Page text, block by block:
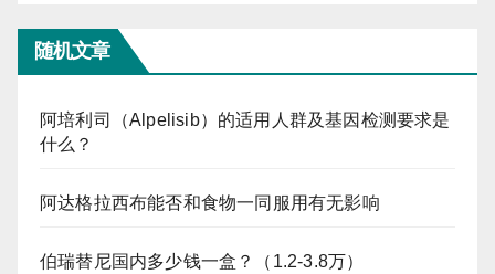
随机文章
阿培利司（Alpelisib）的适用人群及基因检测要求是
什么？
阿达格拉西布能否和食物一同服用有无影响
伯瑞替尼国内多少钱一盒？（1.2-3.8万）